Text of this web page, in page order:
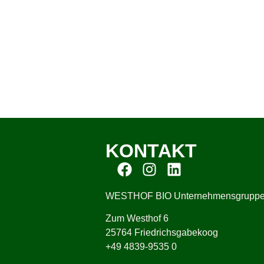
KONTAKT
WESTHOF BIO
Zum Westhof 6
25764 Friedrichsgabekoog
+49 4839-9535 0